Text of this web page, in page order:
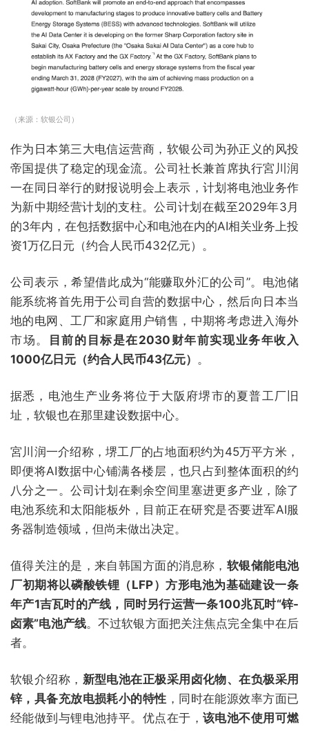
（来源：软银公司）
作为日本第三大电信运营商，软银公司为孙正义的风投
帝国提供了稳定的现金流。公司社长兼首席执行宮川润
一在同日举行的财报说明会上表示，计划将电池业务作
为新中期经营计划的支柱。公司计划在截至2029年3月
的3年内，在包括数据中心和电池在内的AI相关业务上投
资1万亿日元（约合人民币432亿元）。
公司表示，希望借此成为“能赚取外汇的公司”。电池储
能系统将首先用于公司自营的数据中心，然后向日本当
地的电网、工厂和家庭用户销售，中期将考虑进入海外
市场。
目前的目标是在2030财年前实现业务年收入
1000亿日元（约合人民币43亿元） 。
据悉，电池生产业务将位于大阪府堺市的夏普工厂旧
址，软银也在那里建设数据中心。
宮川润一介绍称，堺工厂的占地面积约为45万平方米，
即便将AI数据中心铺满各楼层，也只占到整体面积的约
八分之一。公司计划在剩余空间里塞进更多产业，除了
电池系统和太阳能板外，目前正在研究是否要进军AI服
务器制造领域，但尚未做出决定。
值得关注的是，来自韩国方面的消息称， 软银储能电池
厂初期将以磷酸铁锂（LFP）方形电池为基础建设一条
年产1吉瓦时的产线，同时另行运营一条100兆瓦时“锌-
卤素”电池产线。不过软银方面把关注焦点完全集中在后
者。
软银介绍称， 新型电池在正极采用卤化物、在负极采用
锌，具备充放电损耗小的特性 ，同时在能源效率方面已
经能做到与锂电池持平。优点在于， 该电池不使用可燃